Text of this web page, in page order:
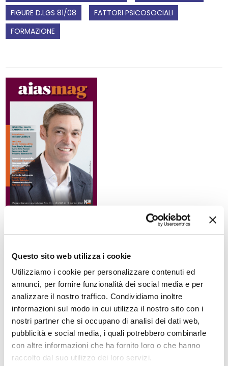
Questo sito web utilizza i cookie
Utilizziamo i cookie per personalizzare contenuti ed
annunci, per fornire funzionalità dei social media e per
analizzare il nostro traffico. Condividiamo inoltre
informazioni sul modo in cui utilizza il nostro sito con i
nostri partner che si occupano di analisi dei dati web,
pubblicità e social media, i quali potrebbero combinarle
con altre informazioni che ha fornito loro o che hanno
raccolto dal suo utilizzo dei loro servizi.
FIGURE D.LGS 81/08
FATTORI PSICOSOCIALI
FORMAZIONE
SOSTENIBILITA' ECONOMICA, SOCIALE, AMBIENTALE,
CULTURALE
BENESSERE PSICOFISICO
PRIVACY / DATA PROTECTION / CYBERSECURITY
FATTORI PSICOSOCIALI
GESTIONE INTERNAZIONALE DEI RISCHI PER LA SALUTE